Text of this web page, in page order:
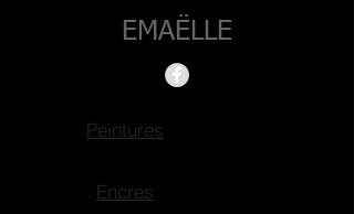
EMAËLLE
Peintures
Encres